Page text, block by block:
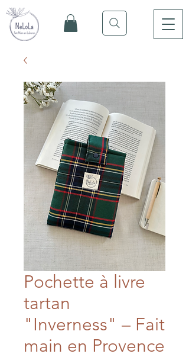
Pochette à livre
tartan
"Inverness" – Fait
main en Provence